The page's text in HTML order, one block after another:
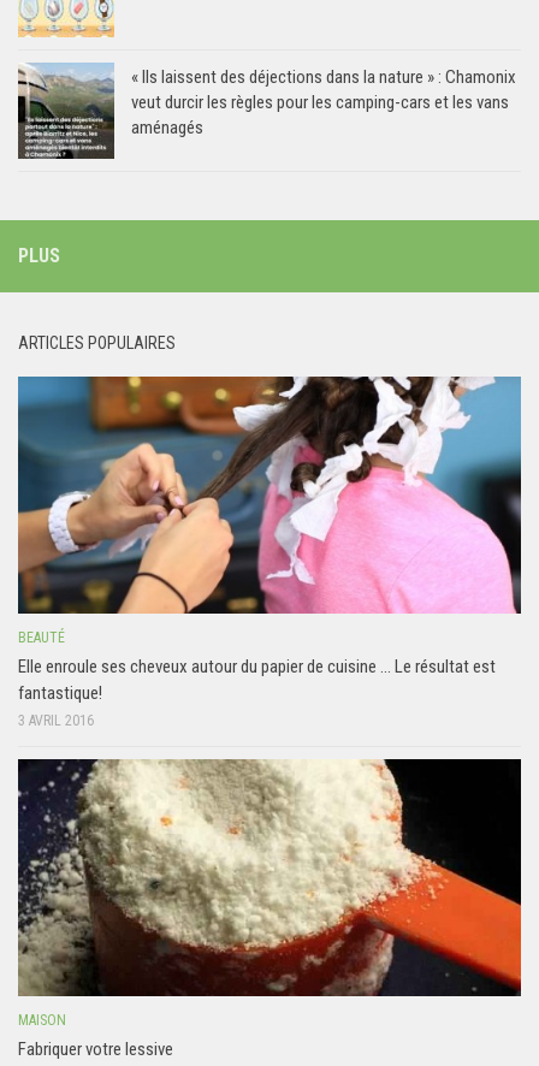
« Ils laissent des déjections dans la nature » : Chamonix
veut durcir les règles pour les camping-cars et les vans
aménagés
PLUS
ARTICLES POPULAIRES
BEAUTÉ
Elle enroule ses cheveux autour du papier de cuisine … Le résultat est
fantastique!
3 AVRIL 2016
MAISON
Fabriquer votre lessive